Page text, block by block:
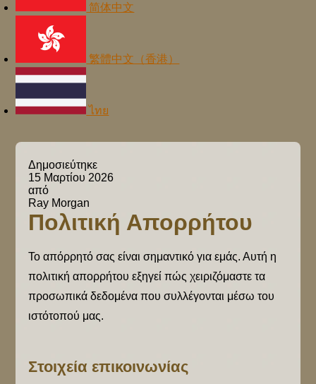
简体中文
繁體中文（香港）
ไทย
Δημοσιεύτηκε
15 Μαρτίου 2026
από
Ray Morgan
Πολιτική Απορρήτου
Το απόρρητό σας είναι σημαντικό για εμάς. Αυτή η
πολιτική απορρήτου εξηγεί πώς χειριζόμαστε τα
προσωπικά δεδομένα που συλλέγονται μέσω του
ιστότοπού μας.
Στοιχεία επικοινωνίας